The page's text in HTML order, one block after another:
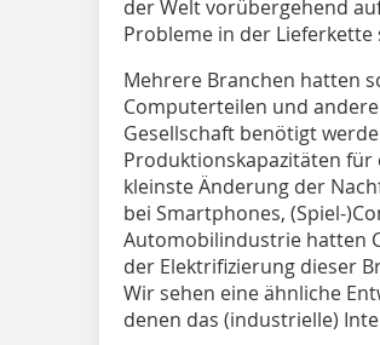
der Welt vorübergehend
Probleme in der Lieferkette
Mehrere Branchen hatten
Computerteilen und
Gesellschaft benötigt
Produktionskapazitäten
kleinste Änderung der
bei Smartphones, (Spiel-
Automobilindustrie hatten
der Elektrifizierung dieser
Wir sehen eine ähnliche
denen das (industrielle)